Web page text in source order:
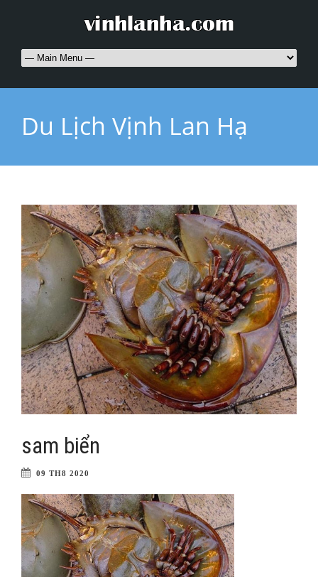
Du Lịch Vịnh Lan Hạ
sam biển
09 TH8 2020